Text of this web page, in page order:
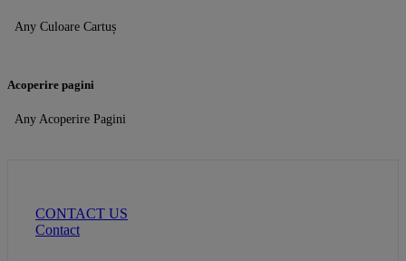
Any Culoare Cartuș
Acoperire pagini
Any Acoperire Pagini
CONTACT US
Contact